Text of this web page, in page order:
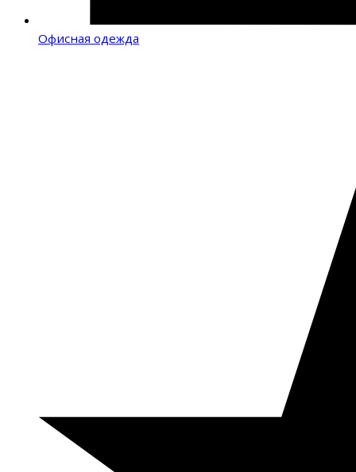
Офисная одежда